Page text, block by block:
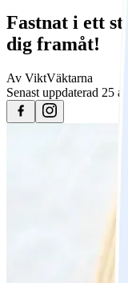
Fastnat i ett
dig framåt!
Av ViktVäktarna
Senast uppdaterad 25